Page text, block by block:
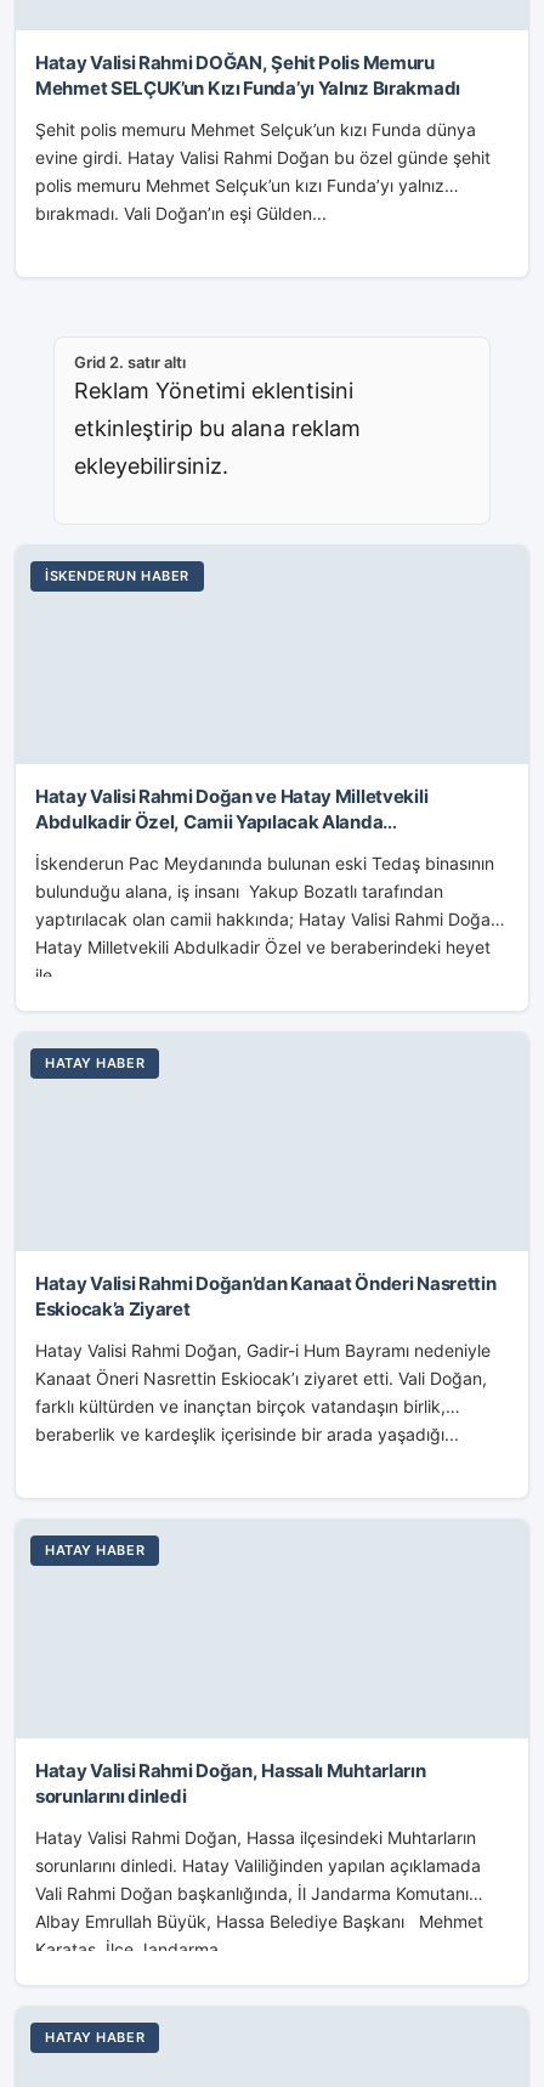
Hatay Valisi Rahmi DOĞAN, Şehit Polis Memuru
Mehmet SELÇUK’un Kızı Funda’yı Yalnız Bırakmadı
Şehit polis memuru Mehmet Selçuk’un kızı Funda dünya
evine girdi. Hatay Valisi Rahmi Doğan bu özel günde şehit
polis memuru Mehmet Selçuk’un kızı Funda’yı yalnız
bırakmadı. Vali Doğan’ın eşi Gülden...
Grid 2. satır altı
Reklam Yönetimi eklentisini
etkinleştirip bu alana reklam
ekleyebilirsiniz.
İSKENDERUN HABER
Hatay Valisi Rahmi Doğan ve Hatay Milletvekili
Abdulkadir Özel, Camii Yapılacak Alanda
İskenderun Pac Meydanında bulunan eski Tedaş binasının
bulunduğu alana, iş insanı Yakup Bozatlı tarafından
yaptırılacak olan camii hakkında; Hatay Valisi Rahmi Doğan,
Hatay Milletvekili Abdulkadir Özel ve beraberindeki heyet
ile...
HATAY HABER
Hatay Valisi Rahmi Doğan’dan Kanaat Önderi Nasrettin
Eskiocak’a Ziyaret
Hatay Valisi Rahmi Doğan, Gadir-i Hum Bayramı nedeniyle
Kanaat Öneri Nasrettin Eskiocak’ı ziyaret etti. Vali Doğan,
farklı kültürden ve inançtan birçok vatandaşın birlik,
beraberlik ve kardeşlik içerisinde bir arada yaşadığı...
HATAY HABER
Hatay Valisi Rahmi Doğan, Hassalı Muhtarların
sorunlarını dinledi
Hatay Valisi Rahmi Doğan, Hassa ilçesindeki Muhtarların
sorunlarını dinledi. Hatay Valiliğinden yapılan açıklamada
Vali Rahmi Doğan başkanlığında, İl Jandarma Komutanı
Albay Emrullah Büyük, Hassa Belediye Başkanı Mehmet
Karataş, İlçe Jandarma...
HATAY HABER